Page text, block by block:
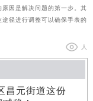
因是解决问题的第一步。其
径进行调整可以确保手表的
人